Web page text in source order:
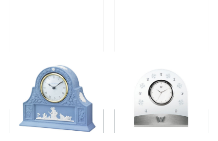
ジャスパー ペール ブルー マ
ントルクロック
￥33,000 (税込)
詳細を見る
プシュケ クリア クロック
(税込)
詳細を見る